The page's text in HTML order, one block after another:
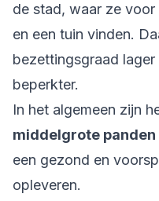
de stad, waar ze
en een tuin vinden.
bezettingsgraad
beperkter.
In het algemeen zijn
middelgrote panden
een gezond en
opleveren.